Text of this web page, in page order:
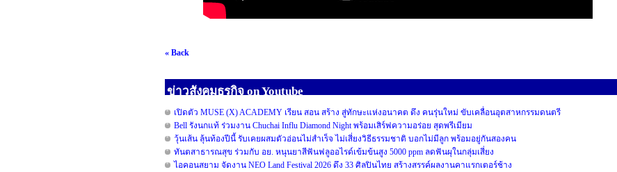
« Back
ข่าวสังคมธุรกิจ on Youtube
เปิดตัว MUSE (X) ACADEMY เรียน สอน สร้าง สู่ทักษะแห่งอนาคต ดึง คนรุ่นใหม่ ขับเคลื่อนอุตสาหกรรมดนตรี
Bell รังนกแท้ ร่วมงาน Chuchai Influ Diamond Night พร้อมเสิร์ฟความอร่อย สุดพรีเมียม
วุ้นเส้น ลุ้นท้องปีนี้ รับเคยผสมตัวอ่อนไม่สำเร็จ ไม่เสี่ยงวิธีธรรมชาติ บอกไม่มีลูก พร้อมอยู่กันสองคน
ทันตสาธารณสุข ร่วมกับ อย. หนุนยาสีฟันฟลูออไรด์เข้มข้นสูง 5000 ppm ลดฟันผุในกลุ่มเสี่ยง
ไอคอนสยาม จัดงาน NEO Land Festival 2026 ดึง 33 ศิลปินไทย สร้างสรรค์ผลงานคาแรกเตอร์ช้าง